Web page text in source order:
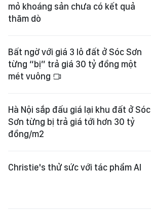
mỏ khoáng sản chưa có kết quả
thăm dò
Bất ngờ với giá 3 lô đất ở Sóc Sơn
từng “bị” trả giá 30 tỷ đồng một
mét vuông
Hà Nội sắp đấu giá lại khu đất ở Sóc
Sơn từng bị trả giá tới hơn 30 tỷ
đồng/m2
Christie's thử sức với tác phẩm AI